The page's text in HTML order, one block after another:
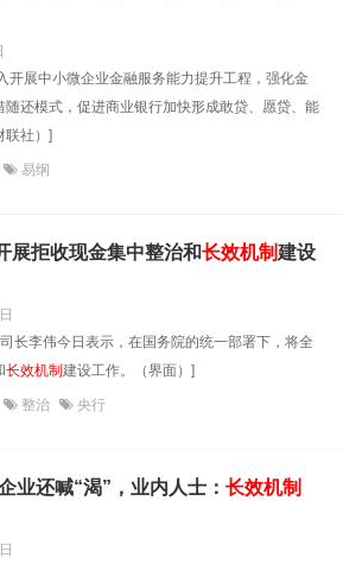
开展中小微企业金融服务能力提升工程，强化金
还模式，促进商业银行加快形成敢贷、愿贷、能
联社）]
易纲
展拒收现金集中整治和长效机制建设
长李伟今日表示，在国务院的统一部署下，将全
长效机制建设工作。（界面）]
整治 央行
业还喊“渴”，业内人士： 长效机制